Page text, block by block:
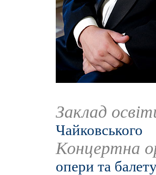
Заклад
Чайковського
Концертна
опери та